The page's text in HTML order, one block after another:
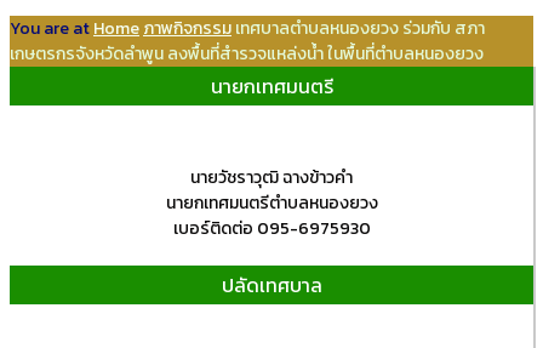
You are atHomeภาพกิจกรรมเทศบาลตำบลหนองยวง ร่วมกับ สภา
เกษตรกรจังหวัดลำพูน ลงพื้นที่สำรวจแหล่งน้ำ ในพื้นที่ตำบลหนองยวง
นายกเทศมนตรี
นายวัชราวุฒิ ฉางข้าวคำ
นายกเทศมนตรีตำบลหนองยวง
เบอร์ติดต่อ 095-6975930
ปลัดเทศบาล